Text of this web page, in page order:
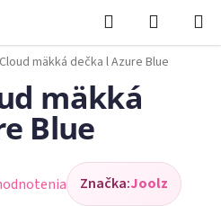
Hľadať
KOŠÍK
mäkká dečka l Azure Blue
mäkká
Blue
Značka:Joolz